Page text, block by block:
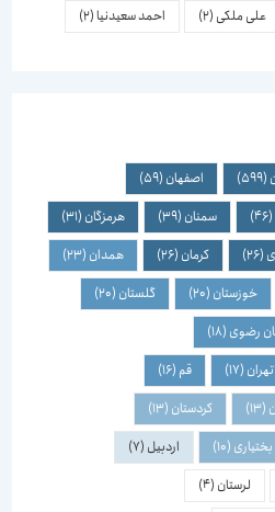
علی ملکی(2) احمد سعیدنیا(2)
اصفهان(59)
سمنان(39) هرمزگان(31)
کرمان(26) همدان(23)
خوزستان(20) گلستان(20)
رضوی(18)
(17)
(16)
کردستان(13)
(10) اردبیل(7)
لرستان(4)